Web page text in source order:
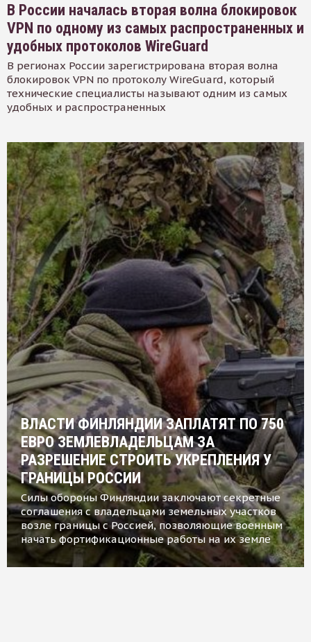
В России началась вторая волна блокировок
VPN по одному из самых распространенных и
удобных протоколов WireGuard
В регионах России зарегистрирована вторая волна
блокировок VPN по протоколу WireGuard, который
технические специалисты называют одним из самых
удобных и распространенных
ВЛАСТИ ФИНЛЯНДИИ ЗАПЛАТЯТ ПО 750
ЕВРО ЗЕМЛЕВЛАДЕЛЬЦАМ ЗА
РАЗРЕШЕНИЕ СТРОИТЬ УКРЕПЛЕНИЯ У
ГРАНИЦЫ РОССИИ
Силы обороны Финляндии заключают секретные
соглашения с владельцами земельных участков
возле границы с Россией, позволяющие военным
начать фортификационные работы на их земле